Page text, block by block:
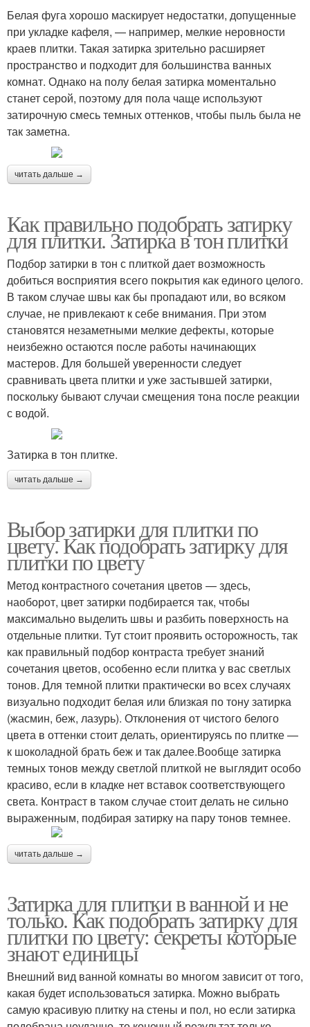
Белая фуга хорошо маскирует недостатки, допущенные
при укладке кафеля, — например, мелкие неровности
краев плитки. Такая затирка зрительно расширяет
пространство и подходит для большинства ванных
комнат. Однако на полу белая затирка моментально
станет серой, поэтому для пола чаще используют
затирочную смесь темных оттенков, чтобы пыль была не
так заметна.
читать дальше →
Как правильно подобрать затирку
для плитки. Затирка в тон плитки
Подбор затирки в тон с плиткой дает возможность
добиться восприятия всего покрытия как единого целого.
В таком случае швы как бы пропадают или, во всяком
случае, не привлекают к себе внимания. При этом
становятся незаметными мелкие дефекты, которые
неизбежно остаются после работы начинающих
мастеров. Для большей уверенности следует
сравнивать цвета плитки и уже застывшей затирки,
поскольку бывают случаи смещения тона после реакции
с водой.
Затирка в тон плитке.
читать дальше →
Выбор затирки для плитки по
цвету. Как подобрать затирку для
плитки по цвету
Метод контрастного сочетания цветов — здесь,
наоборот, цвет затирки подбирается так, чтобы
максимально выделить швы и разбить поверхность на
отдельные плитки. Тут стоит проявить осторожность, так
как правильный подбор контраста требует знаний
сочетания цветов, особенно если плитка у вас светлых
тонов. Для темной плитки практически во всех случаях
визуально подходит белая или близкая по тону затирка
(жасмин, беж, лазурь). Отклонения от чистого белого
цвета в оттенки стоит делать, ориентируясь по плитке —
к шоколадной брать беж и так далее.Вообще затирка
темных тонов между светлой плиткой не выглядит особо
красиво, если в кладке нет вставок соответствующего
света. Контраст в таком случае стоит делать не сильно
выраженным, подбирая затирку на пару тонов темнее.
читать дальше →
Затирка для плитки в ванной и не
только. Как подобрать затирку для
плитки по цвету: секреты которые
знают единицы
Внешний вид ванной комнаты во многом зависит от того,
какая будет использоваться затирка. Можно выбрать
самую красивую плитку на стены и пол, но если затирка